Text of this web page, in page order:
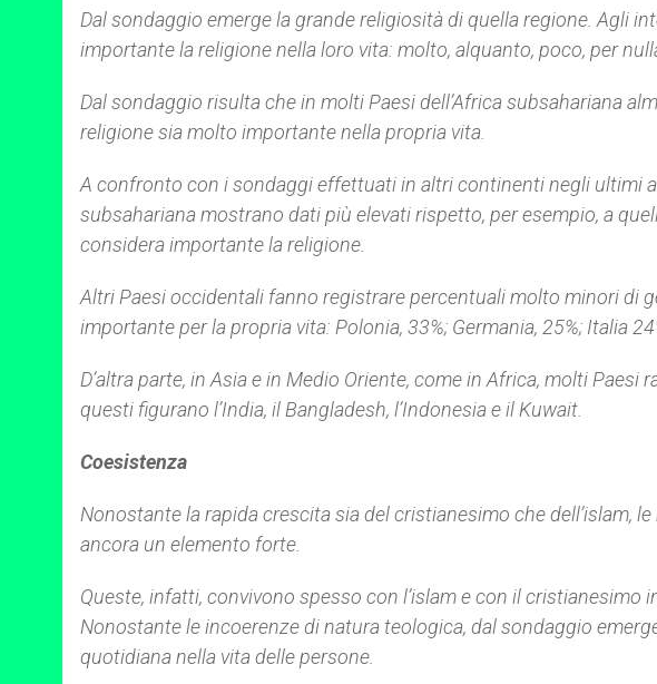
Dal sondaggio emerge la grande religiosità di quella regione. Agli
importante la religione nella loro vita: molto, alquanto, poco, per
Dal sondaggio risulta che in molti Paesi dell’Africa subsahariana
religione sia molto importante nella propria vita.
A confronto con i sondaggi effettuati in altri continenti negli ultimi
subsahariana mostrano dati più elevati rispetto, per esempio, a
considera importante la religione.
Altri Paesi occidentali fanno registrare percentuali molto minori di
importante per la propria vita: Polonia, 33%; Germania, 25%; Italia
D’altra parte, in Asia e in Medio Oriente, come in Africa, molti
questi figurano l’India, il Bangladesh, l’Indonesia e il Kuwait.
Coesistenza
Nonostante la rapida crescita sia del cristianesimo che dell’islam,
ancora un elemento forte.
Queste, infatti, convivono spesso con l’islam e con il cristianesimo
Nonostante le incoerenze di natura teologica, dal sondaggio
quotidiana nella vita delle persone.